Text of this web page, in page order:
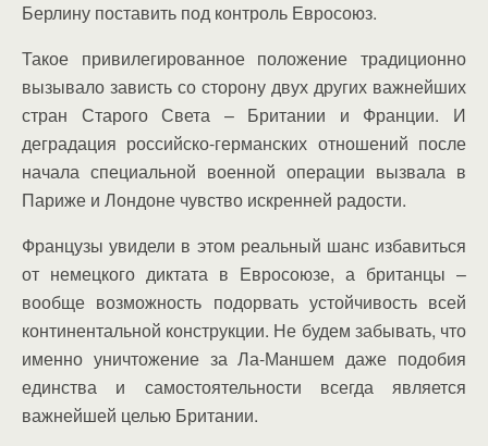
Берлину поставить под контроль Евросоюз.
Такое привилегированное положение традиционно
вызывало зависть со сторону двух других важнейших
стран Старого Света – Британии и Франции. И
деградация российско-германских отношений после
начала специальной военной операции вызвала в
Париже и Лондоне чувство искренней радости.
Французы увидели в этом реальный шанс избавиться
от немецкого диктата в Евросоюзе, а британцы –
вообще возможность подорвать устойчивость всей
континентальной конструкции. Не будем забывать, что
именно уничтожение за Ла-Маншем даже подобия
единства и самостоятельности всегда является
важнейшей целью Британии.